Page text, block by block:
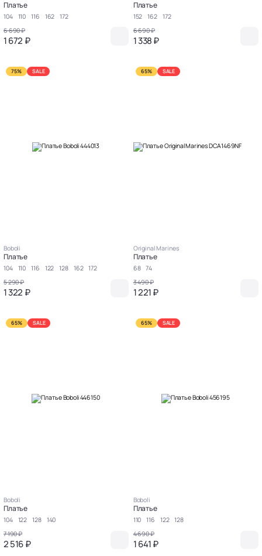
Платье
104 110 116 162
172
6 690 ₽
1 672 ₽
Платье
152 162
172
6 690 ₽
1 338 ₽
75% SALE
Boboli
Платье
104 110 116 122 128 162
172
5 290 ₽
1 322 ₽
65% SALE
Original Marines
Платье
68
74
3 490 ₽
1 221 ₽
65% SALE
Boboli
Платье
104 122 128
140
7 190 ₽
2 516 ₽
65% SALE
Boboli
Платье
110 116 122
128
4 690 ₽
1 641 ₽